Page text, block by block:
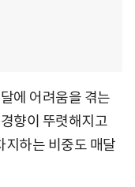
에 어려움을 겪는
향이 뚜렷해지고
지하는 비중도 매달